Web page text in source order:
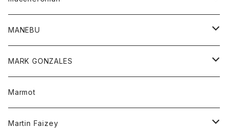
セーター
チュニック
ワンピース
Tシャツ
靴
MANEBU
靴
MARK GONZALES
トップス
Tシャツ
Marmot
Martin Faizey